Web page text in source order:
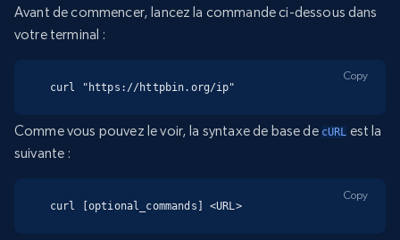
Avant de commencer, lancez la commande ci-dessous dans
votre terminal :
curl "https://httpbin.org/ip"
Copy
Comme vous pouvez le voir, la syntaxe de base de cURL est la
suivante :
curl [optional_commands] <URL>
Copy